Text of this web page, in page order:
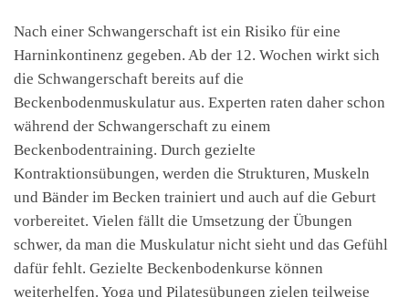
Nach einer Schwangerschaft ist ein Risiko für eine
Harninkontinenz gegeben. Ab der 12. Wochen wirkt sich
die Schwangerschaft bereits auf die
Beckenbodenmuskulatur aus. Experten raten daher schon
während der Schwangerschaft zu einem
Beckenbodentraining. Durch gezielte
Kontraktionsübungen, werden die Strukturen, Muskeln
und Bänder im Becken trainiert und auch auf die Geburt
vorbereitet. Vielen fällt die Umsetzung der Übungen
schwer, da man die Muskulatur nicht sieht und das Gefühl
dafür fehlt. Gezielte Beckenbodenkurse können
weiterhelfen. Yoga und Pilatesübungen zielen teilweise